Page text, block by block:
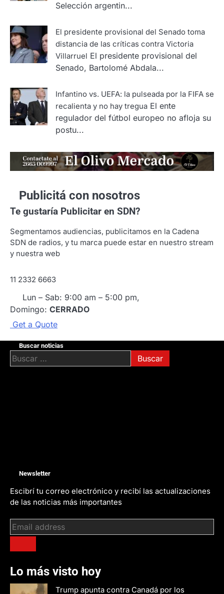
Selección argentin...
El presidente provisional del Senado toma
distancia de las críticas contra Victoria
Villarruel El presidente provisional del
Senado, Bartolomé Abdala...
Infantino vs. UEFA: la pulseada por la FIFA se
recalienta y no hay tregua El ente
regulador del fútbol europeo no afloja su
postu...
Publicitá con nosotros
Te gustaría Publicitar en SDN?
Segmentamos audiencias, publicitamos en la Cadena
SDN de radios, y tu marca puede estar en nuestro stream
y nuestra web
11 2332 6663
Lun – Sab: 9:00 am – 5:00 pm,
Domingo: CERRADO
Get a Quote
Buscar noticias
Buscar:
Newsletter
Escibrí tu correo electrónico y recibí las actualizaciones
de las noticias más importantes
Lo más visto hoy
Trump apunta contra Canadá por los